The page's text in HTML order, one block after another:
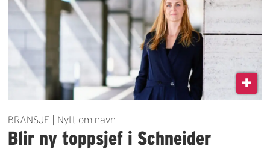
BRANSJE | Nytt om navn
Blir ny toppsjef i Schneider